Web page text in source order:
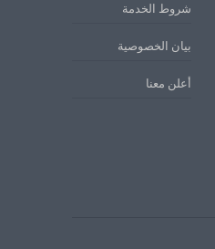
شروط الخدمة
بيان الخصوصية
أعلن معنا